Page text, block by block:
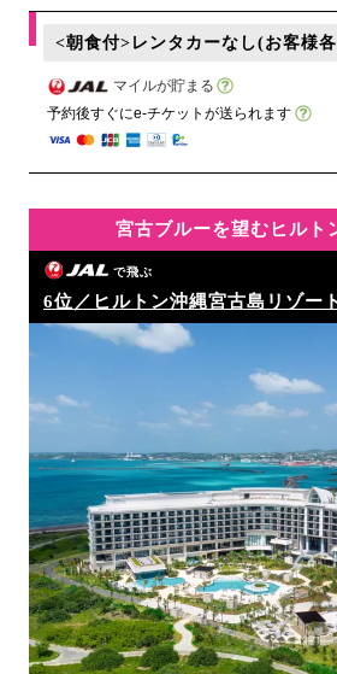
<朝食付>レンタカーなし(お客様
マイルが貯まる
予約後すぐにe-チケットが送られます
宮古ブルーを望むヒルト
で飛ぶ
6位／ヒルトン沖縄宮古島リゾート